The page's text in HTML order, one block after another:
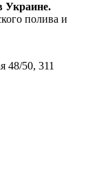
Украине.
полива и
48/50, 311